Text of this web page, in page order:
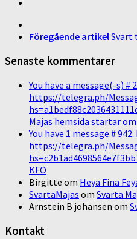
Föregående artikelSvart
Senaste kommentarer
You have a message(-s) #
https://telegra.ph/
Majas hemsida startar om
You have 1 message # 942.
https://telegra.ph/
KFÖ
Birgitte om Heya Fina
SvartaMajas om Svarta
Arnstein B johansen om
Kontakt